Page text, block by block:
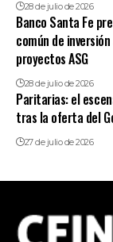
28 de julio de 2026
Banco Santa Fe
común de
proyectos ASG
28 de julio de 2026
Paritarias: el
tras la oferta del
27 de julio de 2026